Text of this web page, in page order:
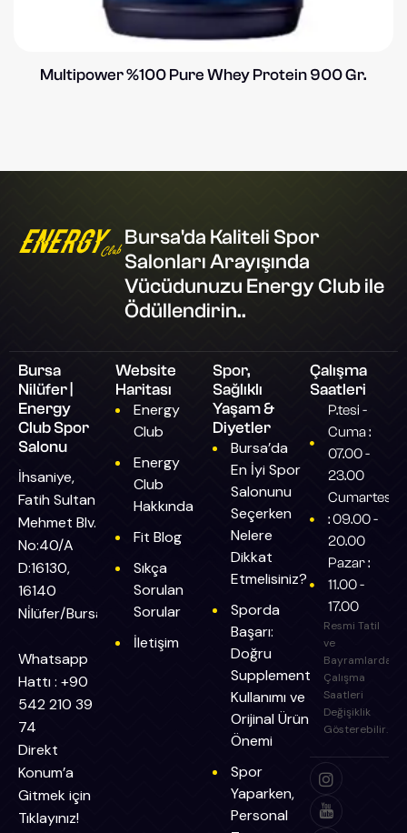
Multipower %100 Pure Whey Protein 900 Gr.
Bursa'da Kaliteli Spor
Salonları Arayışında
Vücüdunuzu Energy Club ile
Ödüllendirin..
Bursa
Nilüfer |
Energy
Club Spor
Salonu
İhsaniye,
Fatih Sultan
Mehmet Blv.
No:40/A
D:16130,
16140
Ni̇lüfer/Bursa
Whatsapp
Hattı : +90
542 210 39
74
Direkt
Konum’a
Gitmek için
Tıklayınız!
Website
Haritası
Energy
Club
Energy
Club
Hakkında
Fit Blog
Sıkça
Sorulan
Sorular
İletişim
Spor,
Sağlıklı
Yaşam &
Diyetler
Bursa’da
En İyi Spor
Salonunu
Seçerken
Nelere
Dikkat
Etmelisiniz?
Sporda
Başarı:
Doğru
Supplement
Kullanımı ve
Orijinal Ürün
Önemi
Spor
Yaparken,
Personal
Çalışma
Saatleri
P.tesi -
Cuma :
07.00 -
23.00
Cumartesi
: 09.00 -
20.00
Pazar :
11.00 -
17.00
Resmi Tatil
ve
Bayramlarda
Çalışma
Saatleri
Değişiklik
Gösterebilir.